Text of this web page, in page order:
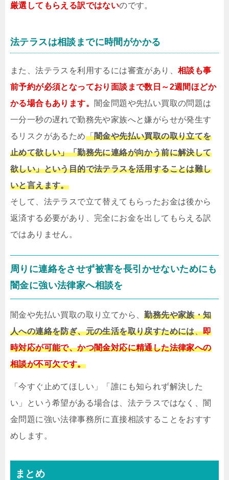
厳選してもらえる訳ではないのです。
法テラスは相談までに時間がかかる
また、法テラスを利用するには審査があり、 相談も事
前予約が必須となっており面談まで数日～2週間ほどか
かる場合もあります。 闇金問題や先払い買取の問題は
一分一秒の遅れで勤務先や家族へと嫌がらせが発生す
るリスクがあるため「闇金や先払い買取の取り立てを
止めて欲しい」「勤務先に連絡が向かう前に解決して
欲しい」という目的で法テラスを活用することは難し
いと言えます。
そして、法テラスで立て替えてもらったお金は後から
返済する必要があり、完全にお金を出してもらえる訳
ではありません。
周りに連絡をさせず被害を長引かせないためにも
闇金に強い法律家へ相談を
闇金や先払い買取の取り立てから、勤務先や家族・知
人への連絡を防ぎ、元の生活を取り戻すためには、即
時対応が可能で、かつ闇金対応に精通した法律家への
相談が不可欠です。
「今すぐ止めてほしい」「誰にも知られず解決した
い」という希望がある場合は、法テラスではなく、闇
金問題に強い法律事務所に直接相談することをおすす
めします。
まとめ